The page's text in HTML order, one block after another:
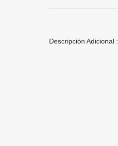
Descripción Adicional :